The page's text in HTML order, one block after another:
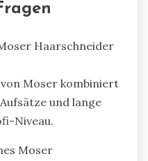
Haarschneider
Moser kombiniert
und lange
Niveau.
Moser